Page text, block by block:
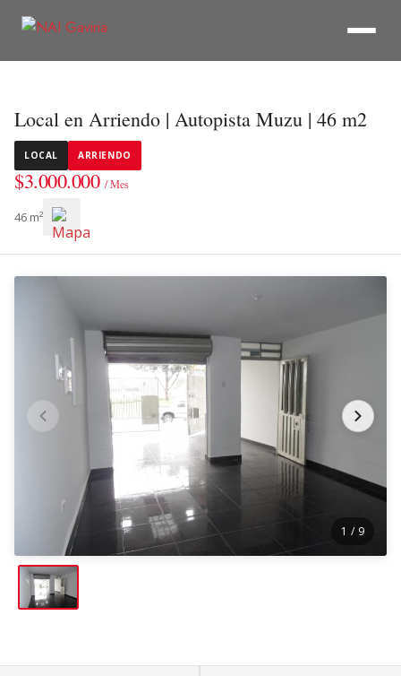
Local en Arriendo | Autopista Muzu | 46 m2
LOCAL ARRIENDO
$3.000.000/ Mes
46 m²
1 / 9